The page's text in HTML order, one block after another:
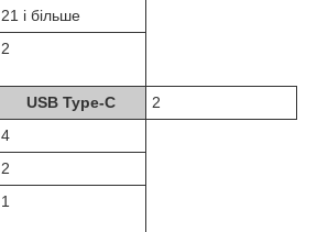
21 і більше
2
USB Type-C
2
4
2
1